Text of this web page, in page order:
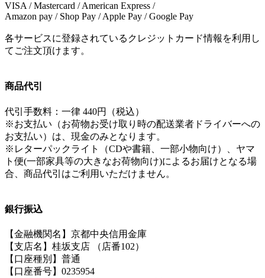
VISA / Mastercard / American Express /
Amazon pay / Shop Pay / Apple Pay / Google Pay
各サービスに登録されているクレジットカード情報を利用し
てご注文頂けます。
商品代引
代引手数料：一律 440円（税込）
※お支払い（お荷物お受け取り時の配送業者ドライバーへの
お支払い）は、現金のみとなります。
※レターパックライト（CDや書籍、一部小物向け）、ヤマ
ト便(一部家具等の大きなお荷物向け)によるお届けとなる場
合、商品代引はご利用いただけません。
銀行振込
【金融機関名】京都中央信用金庫
【支店名】桂坂支店 （店番102）
【口座種別】普通
【口座番号】0235954